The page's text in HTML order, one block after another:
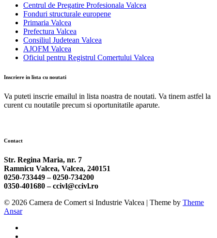
Centrul de Pregatire Profesionala Valcea
Fonduri structurale europene
Primaria Valcea
Prefectura Valcea
Consiliul Judetean Valcea
AJOFM Valcea
Oficiul pentru Registrul Comertului Valcea
Inscriere in lista cu noutati
Va puteti inscrie emailul in lista noastra de noutati. Va tinem astfel la
curent cu noutatile precum si oportunitatile aparute.
Contact
Str. Regina Maria, nr. 7
Ramnicu Valcea, Valcea, 240151
0250-733449 –0250-734200
0350-401680 –ccivl@ccivl.ro
© 2026 Camera de Comert si Industrie Valcea | Theme by Theme
Ansar